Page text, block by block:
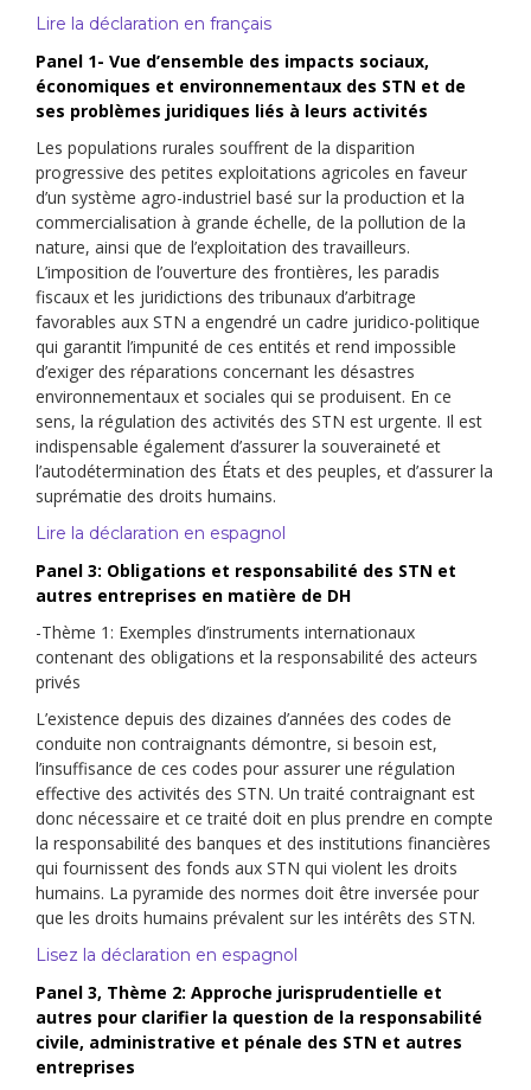
Lire la déclaration en français
Panel 1- Vue d’ensemble des impacts sociaux,
économiques et environnementaux des STN et de
ses problèmes juridiques liés à leurs activités
Les populations rurales souffrent de la disparition
progressive des petites exploitations agricoles en faveur
d’un système agro-industriel basé sur la production et la
commercialisation à grande échelle, de la pollution de la
nature, ainsi que de l’exploitation des travailleurs.
L’imposition de l’ouverture des frontières, les paradis
fiscaux et les juridictions des tribunaux d’arbitrage
favorables aux STN a engendré un cadre juridico-politique
qui garantit l’impunité de ces entités et rend impossible
d’exiger des réparations concernant les désastres
environnementaux et sociales qui se produisent. En ce
sens, la régulation des activités des STN est urgente. Il est
indispensable également d’assurer la souveraineté et
l’autodétermination des États et des peuples, et d’assurer la
suprématie des droits humains.
Lire la déclaration en espagnol
Panel 3: Obligations et responsabilité des STN et
autres entreprises en matière de DH
-Thème 1: Exemples d’instruments internationaux
contenant des obligations et la responsabilité des acteurs
privés
L’existence depuis des dizaines d’années des codes de
conduite non contraignants démontre, si besoin est,
l’insuffisance de ces codes pour assurer une régulation
effective des activités des STN. Un traité contraignant est
donc nécessaire et ce traité doit en plus prendre en compte
la responsabilité des banques et des institutions financières
qui fournissent des fonds aux STN qui violent les droits
humains. La pyramide des normes doit être inversée pour
que les droits humains prévalent sur les intérêts des STN.
Lisez la déclaration en espagnol
Panel 3, Thème 2: Approche jurisprudentielle et
autres pour clarifier la question de la responsabilité
civile, administrative et pénale des STN et autres
entreprises